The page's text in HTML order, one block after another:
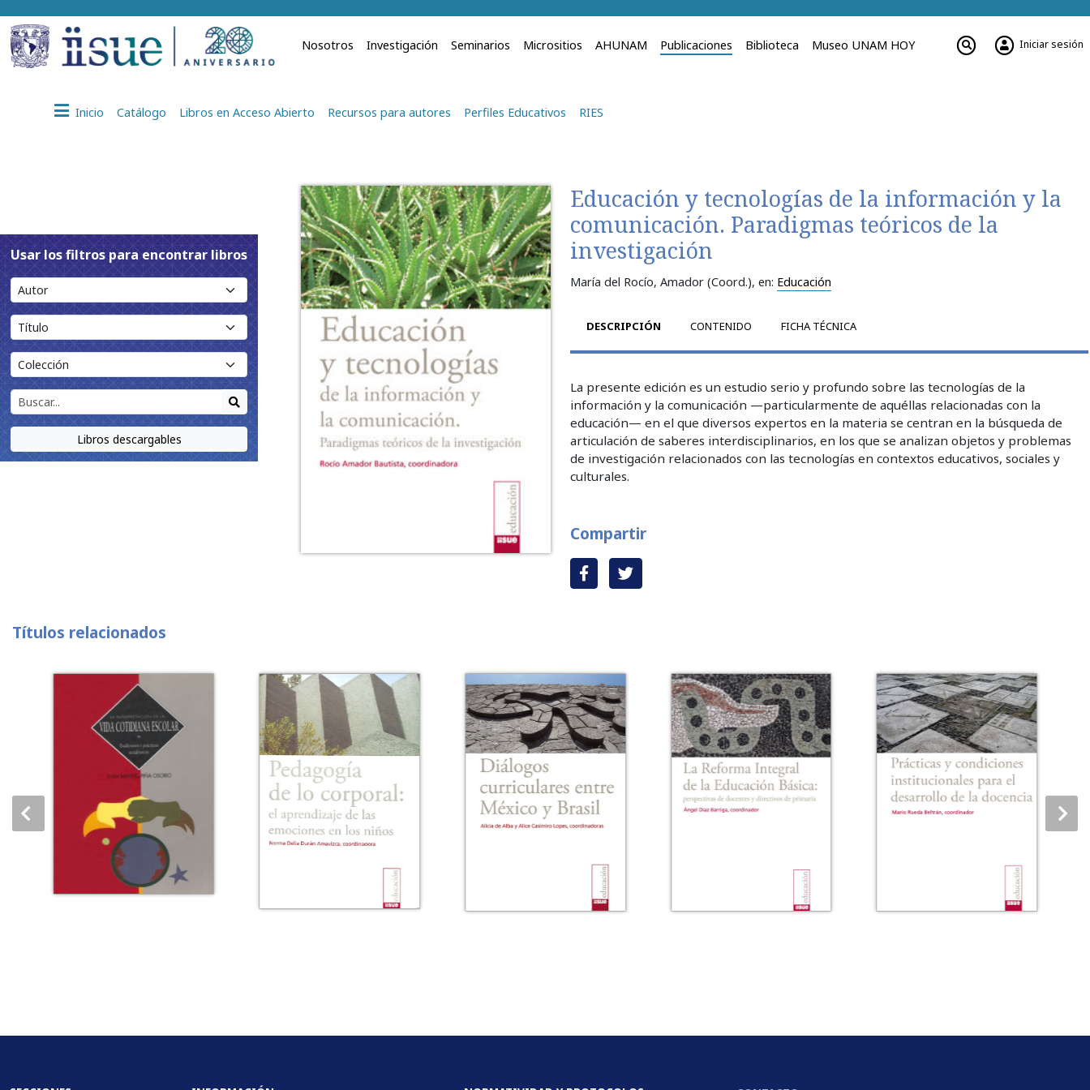
Nosotros Investigación Seminarios Micrositios AHUNAM Publicaciones Biblioteca Museo UNAM HOY Iniciar sesión
Inicio Catálogo Libros en Acceso Abierto Recursos para autores Perfiles Educativos RIES
Usar los filtros para encontrar libros
Libros descargables
Educación y tecnologías de la información y la
comunicación. Paradigmas teóricos de la
investigación
María del Rocío, Amador (Coord.), en: Educación
DESCRIPCIÓN CONTENIDO FICHA TÉCNICA
La presente edición es un estudio serio y profundo sobre las tecnologías de la
información y la comunicación —particularmente de aquéllas relacionadas con la
educación— en el que diversos expertos en la materia se centran en la búsqueda de
articulación de saberes interdisciplinarios, en los que se analizan objetos y problemas
de investigación relacionados con las tecnologías en contextos educativos, sociales y
culturales.
Compartir
Títulos relacionados